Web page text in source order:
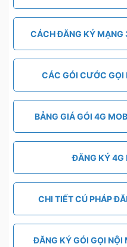
CÁCH ĐĂNG KÝ MẠNG
CÁC GÓI CƯỚC GỌI
BẢNG GIÁ GÓI 4G
ĐĂNG KÝ 4G
CHI TIẾT CÚ PHÁP
ĐĂNG KÝ GÓI GỌI NỘI